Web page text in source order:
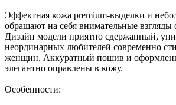
Эффектная кожа premium-выделки и
обращают на себя внимательные
Дизайн модели приятно сдержанный,
неординарных любителей современно
женщин. Аккуратный пошив и
элегантно оправлены в кожу.
Особенности: